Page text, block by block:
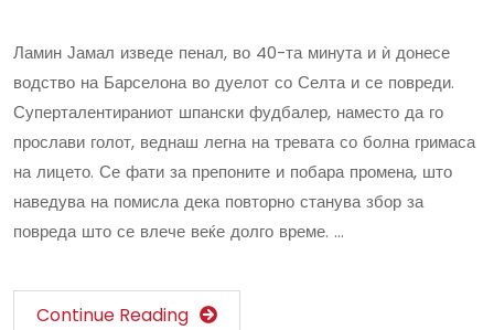
Ламин Јамал изведе пенал, во 40-та минута и ѝ донесе
водство на Барселона во дуелот со Селта и се повреди.
Суперталентираниот шпански фудбалер, наместо да го
прослави голот, веднаш легна на тревата со болна гримаса
на лицето. Се фати за препоните и побара промена, што
наведува на помисла дека повторно станува збор за
повреда што се влече веќе долго време. …
Continue Reading